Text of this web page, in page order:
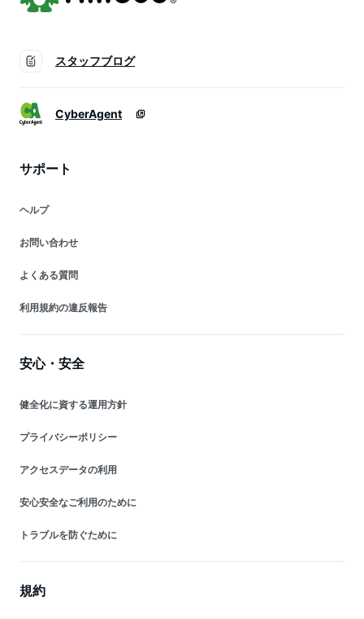
スタッフブログ
CyberAgent
サポート
ヘルプ
お問い合わせ
よくある質問
利用規約の違反報告
安心・安全
健全化に資する運用方針
プライバシーポリシー
アクセスデータの利用
安心安全なご利用のために
トラブルを防ぐために
規約